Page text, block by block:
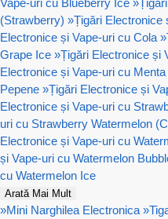
(Strawberry) »Țigări Electronice
Electronice și Vape-uri cu Cola »
Grape Ice »Țigări Electronice și
Electronice și Vape-uri cu Menta
Pepene »Țigări Electronice și
Electronice și Vape-uri cu
uri cu Strawberry Watermelon
Electronice și Vape-uri cu
și Vape-uri cu Watermelon
cu Watermelon Ice
Arată Mai Mult
»Mini Narghilea Electronica »